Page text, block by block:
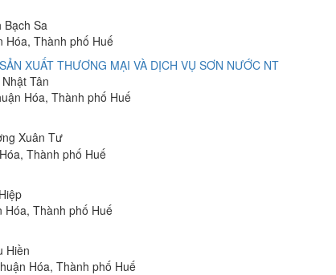
Bạch Sa
Hóa, Thành phố Huế
XUẤT THƯƠNG MẠI VÀ DỊCH VỤ SƠN NƯỚC NT
Tân
Hóa, Thành phố Huế
Xuân Tư
Thành phố Huế
Thành phố Huế
Hiền
Hóa, Thành phố Huế